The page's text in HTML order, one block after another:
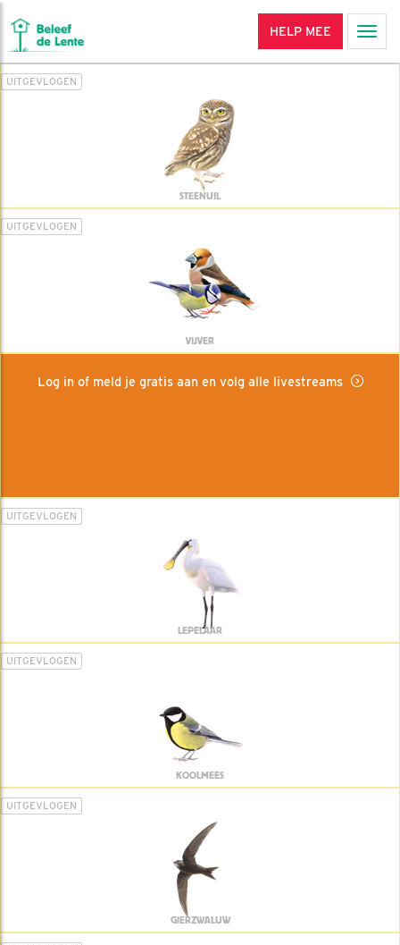
HELP MEE
UITGEVLOGEN
STEENUIL
UITGEVLOGEN
VIJVER
Log in of meld je gratis aan en volg alle livestreams
UITGEVLOGEN
LEPELAAR
UITGEVLOGEN
KOOLMEES
UITGEVLOGEN
GIERZWALUW